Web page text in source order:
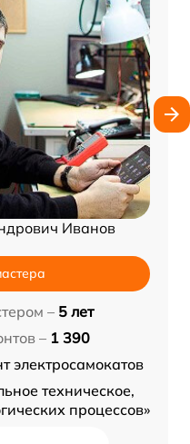
Иванов
– 5 лет
– 1 390
электросамокатов
техническое,
процессов»